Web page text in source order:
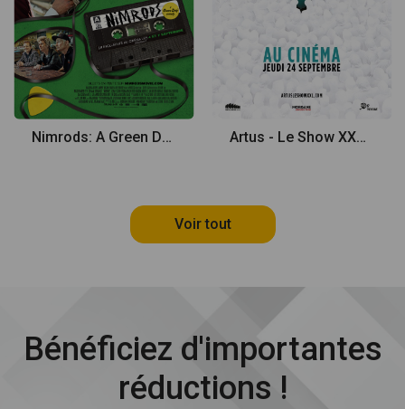
Nimrods: A Green Day Comedy Artus - Le Show XXL au cinéma
Voir tout
Bénéficiez d'importantes
réductions !